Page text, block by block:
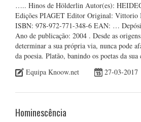
….. Hinos de Hölderlin Autor(es):
Edições PIAGET Editor Original:
ISBN: 978-972-771-348-6 EAN: …
Ano de publicação: 2004 . Desde as
determinar a sua própria via, nunca pode
da poesia. Platão, banindo os poetas da
Equipa Knoow.net
27-03-2017
Hominescência